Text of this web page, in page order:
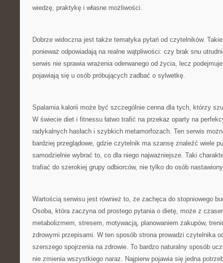
wiedzę, praktykę i własne możliwości.
Dobrze widoczna jest także tematyka pytań od czytelników.
ponieważ odpowiadają na realne wątpliwości: czy brak snu
serwis nie sprawia wrażenia oderwanego od życia, lecz
pojawiają się u osób próbujących zadbać o sylwetkę.
Spalarnia kalorii może być szczególnie cenna dla tych, którzy
W świecie diet i fitnessu łatwo trafić na przekaz oparty na
radykalnych hasłach i szybkich metamorfozach. Ten serwis
bardziej przeglądowe, gdzie czytelnik ma szansę znaleźć wiele
samodzielnie wybrać to, co dla niego najważniejsze. Taki
trafiać do szerokiej grupy odbiorców, nie tylko do osób
Wartością serwisu jest również to, że zachęca do stopniowego
Osoba, która zaczyna od prostego pytania o dietę, może z
metabolizmem, stresem, motywacją, planowaniem zakupów,
zdrowymi przepisami. W ten sposób strona prowadzi czytelnika
szerszego spojrzenia na zdrowie. To bardzo naturalny sposób
nie zmienia wszystkiego naraz. Najpierw pojawia się jedna